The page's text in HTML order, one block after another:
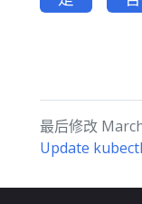
最后修改
Update